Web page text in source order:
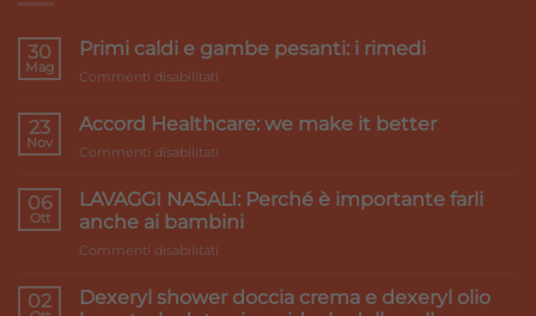
30
Mag
Primi caldi e gambe pesanti: i rimedi
Commenti disabilitati
caldi
i
rimedi
23
Nov
Accord Healthcare: we make it better
Commenti disabilitati
Healthcare:
we
make
06
Ott
LAVAGGI NASALI: Perché è importante farli
anche ai bambini
Commenti disabilitati
NASALI:
Perché
02
Dexeryl shower doccia crema e dexeryl olio